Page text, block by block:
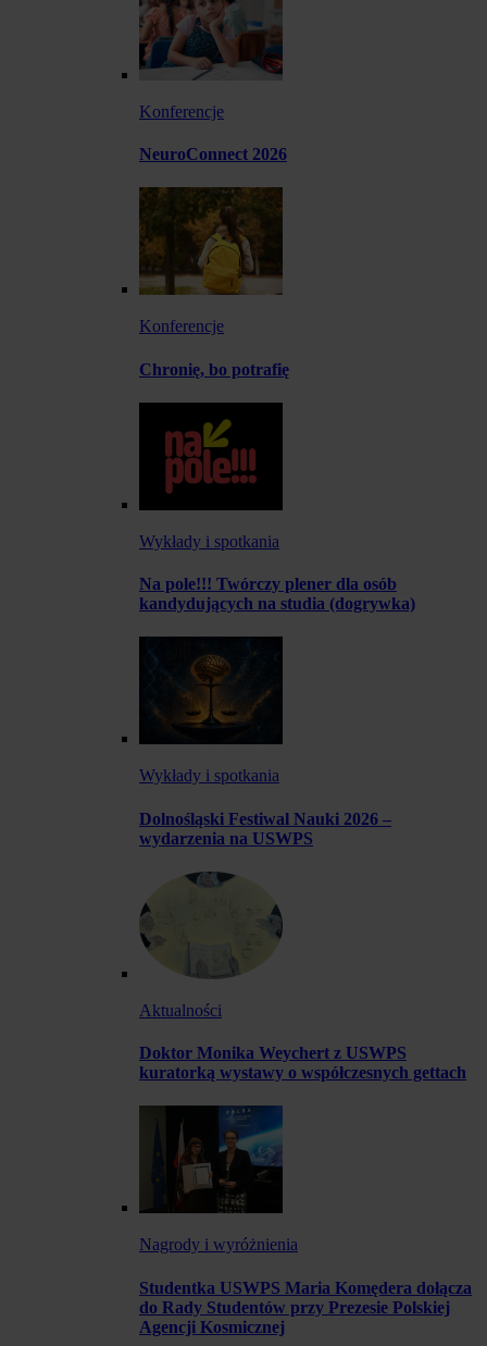
Konferencje
NeuroConnect 2026
Konferencje
Chronię, bo potrafię
Wykłady i spotkania
Na pole!!! Twórczy plener dla osób
kandydujących na studia (dogrywka)
Wykłady i spotkania
Dolnośląski Festiwal Nauki 2026 –
wydarzenia na USWPS
Aktualności
Doktor Monika Weychert z USWPS
kuratorką wystawy o współczesnych gettach
Nagrody i wyróżnienia
Studentka USWPS Maria Komędera dołącza
do Rady Studentów przy Prezesie Polskiej
Agencji Kosmicznej